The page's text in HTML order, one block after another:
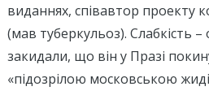
виданнях, співавтор проекту
(мав туберкульоз). Слабкість
закидали, що він у Празі
«підозрілою московською